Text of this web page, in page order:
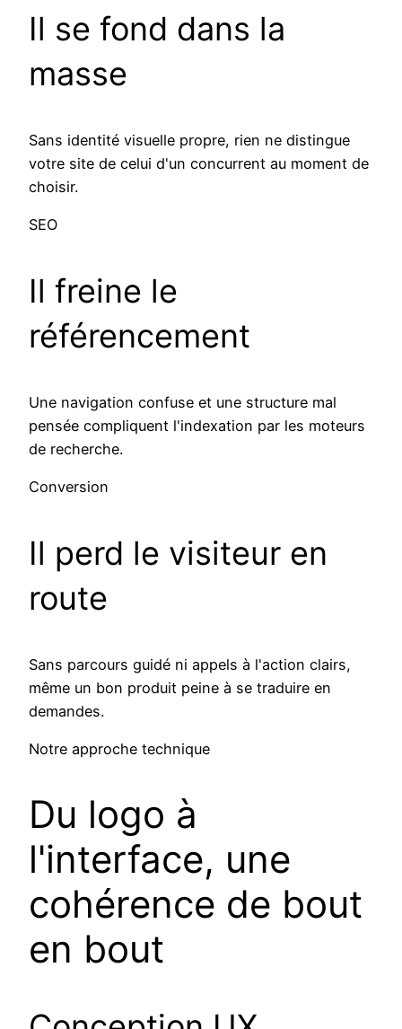
Il se fond dans la
masse
Sans identité visuelle propre, rien ne distingue
votre site de celui d'un concurrent au moment de
choisir.
SEO
Il freine le
référencement
Une navigation confuse et une structure mal
pensée compliquent l'indexation par les moteurs
de recherche.
Conversion
Il perd le visiteur en
route
Sans parcours guidé ni appels à l'action clairs,
même un bon produit peine à se traduire en
demandes.
Notre approche technique
Du logo à
l'interface, une
cohérence de bout
en bout